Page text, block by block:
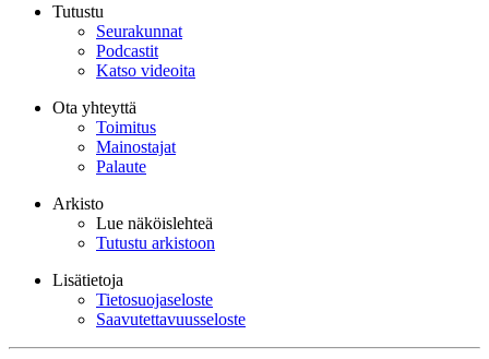
Tutustu
Seurakunnat
Podcastit
Katso videoita
Ota yhteyttä
Toimitus
Mainostajat
Palaute
Arkisto
Lue näköislehteä
Tutustu arkistoon
Lisätietoja
Tietosuojaseloste
Saavutettavuusseloste